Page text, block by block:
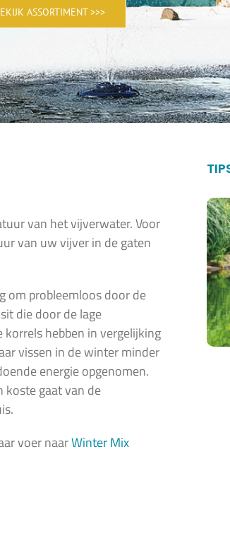
ASSORTIMENT >>>
van het vijverwater. Voor
van uw vijver in de gaten
om probleemloos door de
die door de lage
hebben in vergelijking
vissen in de winter minder
energie opgenomen.
gaat van de
voer naarWinter Mix